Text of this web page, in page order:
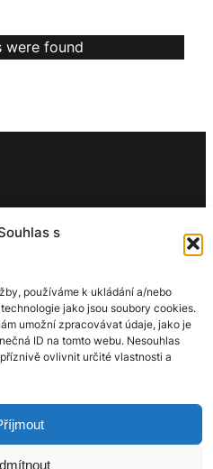
s
používáme k ukládání a/nebo
jako jsou soubory cookies.
umožní zpracovávat údaje, jako je
ID na tomto webu. Nesouhlas
ovlivnit určité vlastnosti a
were found
an article
Search
DH23P03OVV010
výzkumu v oblasti národní a